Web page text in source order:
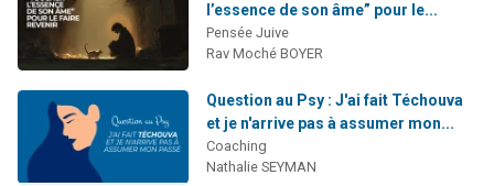
l’essence de son âme” pour le...
Pensée Juive
Rav Moché BOYER
Question au Psy : J'ai fait Téchouva
et je n'arrive pas à assumer mon...
Coaching
Nathalie SEYMAN